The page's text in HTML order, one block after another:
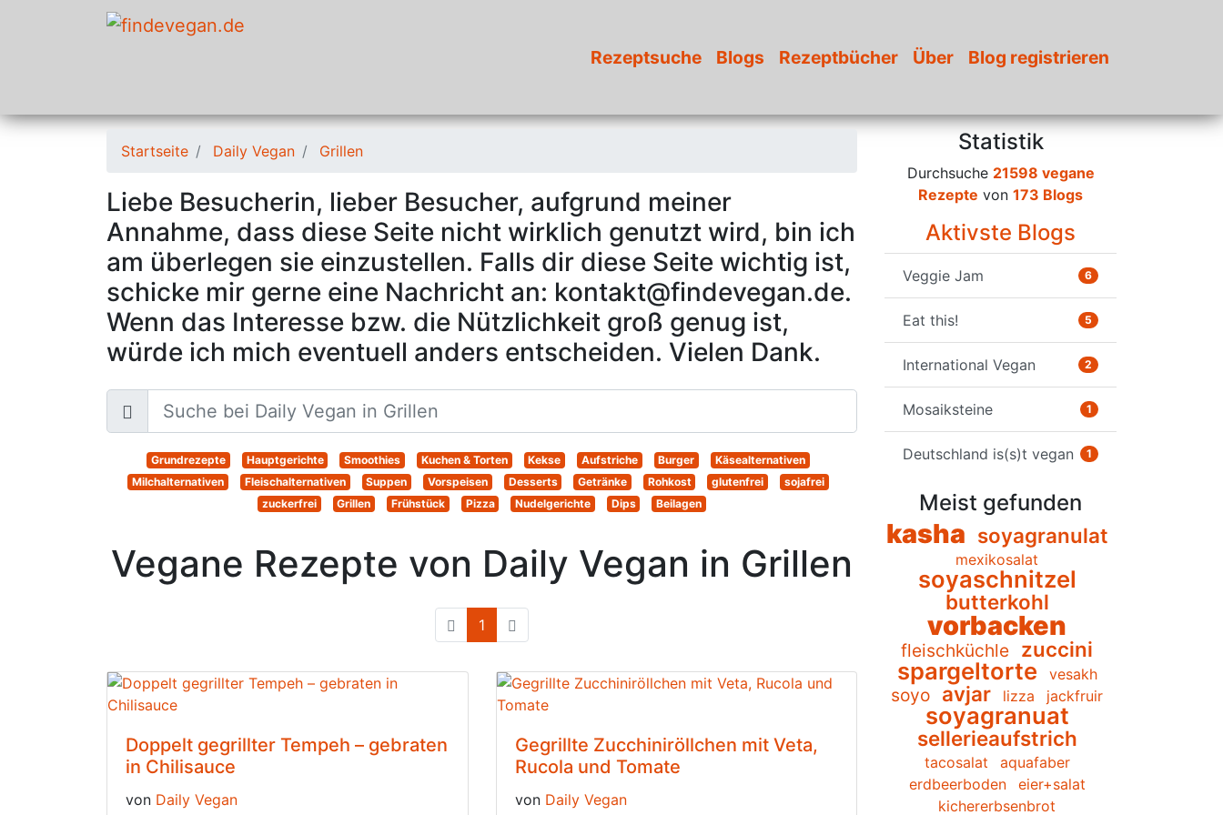
Rezeptsuche Blogs Rezeptbücher Über Blog registrieren
Startseite Daily Vegan Grillen
Liebe Besucherin, lieber Besucher, aufgrund meiner
Annahme, dass diese Seite nicht wirklich genutzt wird, bin ich
am überlegen sie einzustellen. Falls dir diese Seite wichtig ist,
schicke mir gerne eine Nachricht an: kontakt@findevegan.de.
Wenn das Interesse bzw. die Nützlichkeit groß genug ist,
würde ich mich eventuell anders entscheiden. Vielen Dank.
Grundrezepte Hauptgerichte Smoothies Kuchen & Torten Kekse Aufstriche Burger
Käsealternativen
Milchalternativen
Fleischalternativen Suppen Vorspeisen Desserts Getränke Rohkost glutenfrei
sojafrei
zuckerfrei
Grillen Frühstück Pizza Nudelgerichte Dips Beilagen
Vegane Rezepte von Daily Vegan in Grillen
1 (current)
Doppelt gegrillter Tempeh – gebraten
in Chilisauce
von Daily Vegan
Gegrillte Zucchiniröllchen mit Veta,
Rucola und Tomate
von Daily Vegan
Statistik
Durchsuche 21598 vegane
Rezepte von 173 Blogs
Aktivste Blogs
Veggie Jam 6
Eat this! 5
International Vegan 2
Mosaiksteine 1
Deutschland is(s)t vegan 1
Meist gefunden
kasha soyagranulat
mexikosalat
soyaschnitzel
butterkohl
vorbacken
fleischküchle zuccini
spargeltorte vesakh
soyo avjar lizza jackfruir
soyagranuat
sellerieaufstrich
tacosalat
aquafaber
erdbeerboden
eier+salat
kichererbsenbrot